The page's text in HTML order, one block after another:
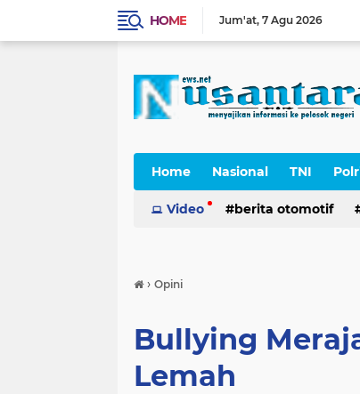
HOME Jum'at 7 Agu 2026
Home Nasional TNI
Cerpen
Video berita otomotif
› Opini
Bullying
Lemah